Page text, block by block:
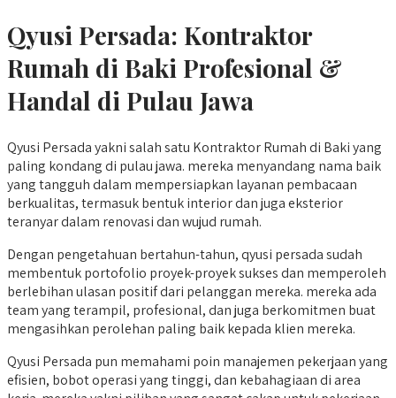
Qyusi Persada: Kontraktor
Rumah di Baki Profesional &
Handal di Pulau Jawa
Qyusi Persada yakni salah satu Kontraktor Rumah di Baki yang
paling kondang di pulau jawa. mereka menyandang nama baik
yang tangguh dalam mempersiapkan layanan pembacaan
berkualitas, termasuk bentuk interior dan juga eksterior
teranyar dalam renovasi dan wujud rumah.
Dengan pengetahuan bertahun-tahun, qyusi persada sudah
membentuk portofolio proyek-proyek sukses dan memperoleh
berlebihan ulasan positif dari pelanggan mereka. mereka ada
team yang terampil, profesional, dan juga berkomitmen buat
mengasihkan perolehan paling baik kepada klien mereka.
Qyusi Persada pun memahami poin manajemen pekerjaan yang
efisien, bobot operasi yang tinggi, dan kebahagiaan di area